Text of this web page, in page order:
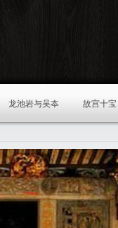
龙池岩与吴夲 故宫十宝